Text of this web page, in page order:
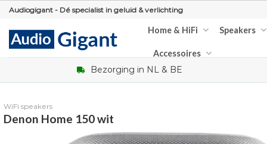
Skip
content
Audiogigant - Dé specialist in geluid & verlichting
Home & HiFi Speakers
Accessoires
Bezorging in NL & BE
WiFi speakers
Denon Home 150 wit